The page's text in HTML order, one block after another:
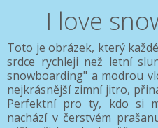
I love
Toto je obrázek, který
srdce rychleji než letní
snowboarding" a modrou
nejkrásnější zimní jitro,
Perfektní pro ty, kdo si
nachází v čerstvém